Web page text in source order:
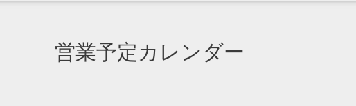
営業予定カレンダー